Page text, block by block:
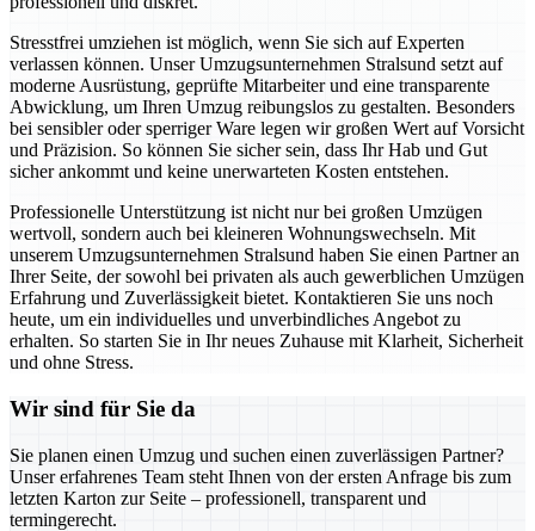
Stresstfrei umziehen ist möglich, wenn Sie sich auf Experten
verlassen können. Unser Umzugsunternehmen Stralsund setzt auf
moderne Ausrüstung, geprüfte Mitarbeiter und eine transparente
Abwicklung, um Ihren Umzug reibungslos zu gestalten. Besonders
bei sensibler oder sperriger Ware legen wir großen Wert auf Vorsicht
und Präzision. So können Sie sicher sein, dass Ihr Hab und Gut
sicher ankommt und keine unerwarteten Kosten entstehen.
Professionelle Unterstützung ist nicht nur bei großen Umzügen
wertvoll, sondern auch bei kleineren Wohnungswechseln. Mit
unserem Umzugsunternehmen Stralsund haben Sie einen Partner an
Ihrer Seite, der sowohl bei privaten als auch gewerblichen Umzügen
Erfahrung und Zuverlässigkeit bietet. Kontaktieren Sie uns noch
heute, um ein individuelles und unverbindliches Angebot zu
erhalten. So starten Sie in Ihr neues Zuhause mit Klarheit, Sicherheit
und ohne Stress.
Wir sind für Sie da
Sie planen einen Umzug und suchen einen zuverlässigen Partner?
Unser erfahrenes Team steht Ihnen von der ersten Anfrage bis zum
letzten Karton zur Seite – professionell, transparent und
termingerecht.